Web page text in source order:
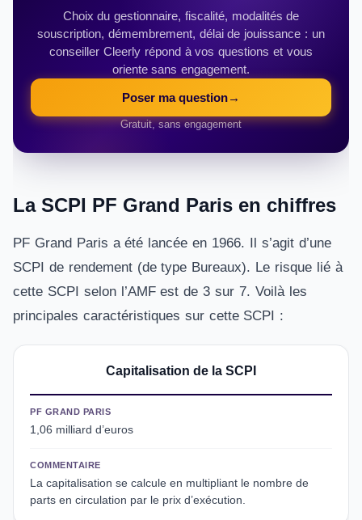
Choix du gestionnaire, fiscalité, modalités de
souscription, démembrement, délai de jouissance : un
conseiller Cleerly répond à vos questions et vous
oriente sans engagement.
Poser ma question→
Gratuit, sans engagement
La SCPI PF Grand Paris en chiffres
PF Grand Paris a été lancée en 1966. Il s’agit d’une
SCPI de rendement (de type Bureaux). Le risque lié à
cette SCPI selon l’AMF est de 3 sur 7. Voilà les
principales caractéristiques sur cette SCPI :
Capitalisation de la SCPI
PF GRAND PARIS
1,06 milliard d’euros
COMMENTAIRE
La capitalisation se calcule en multipliant le nombre de
parts en circulation par le prix d’exécution.